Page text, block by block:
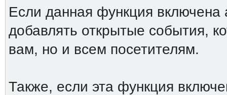
Если данная функция
добавлять открытые события,
вам, но и всем посетителям.
Также, если эта функция